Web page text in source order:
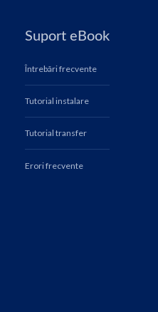
Suport eBook
Întrebări frecvente
Tutorial instalare
Tutorial transfer
Erori frecvente